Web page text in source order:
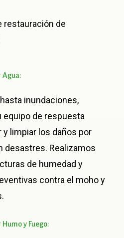
restauración de
Agua:
inundaciones,
equipo de respuesta
y limpiar los daños por
desastres. Realizamos
de humedad y
contra el moho y
Humoy Fuego: